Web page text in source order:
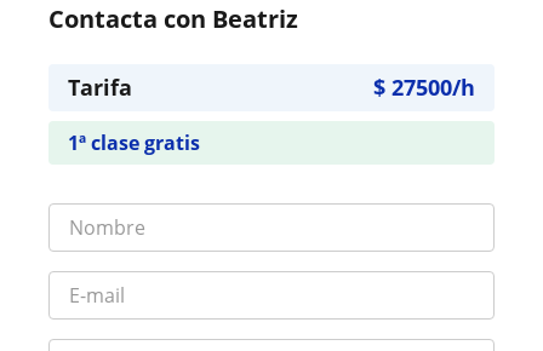
Contacta con Beatriz
Tarifa $ 27500/h
1ª clase gratis